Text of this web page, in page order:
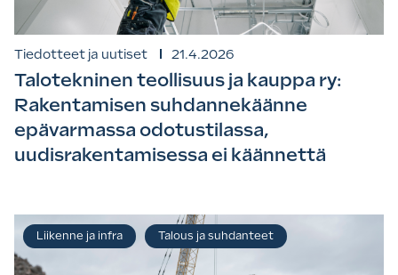
Tiedotteet ja uutiset 21.4.2026
Talotekninen teollisuus ja kauppa ry:
Rakentamisen suhdannekäänne
epävarmassa odotustilassa,
uudisrakentamisessa ei käännettä
Liikenne ja infra Talous ja suhdanteet